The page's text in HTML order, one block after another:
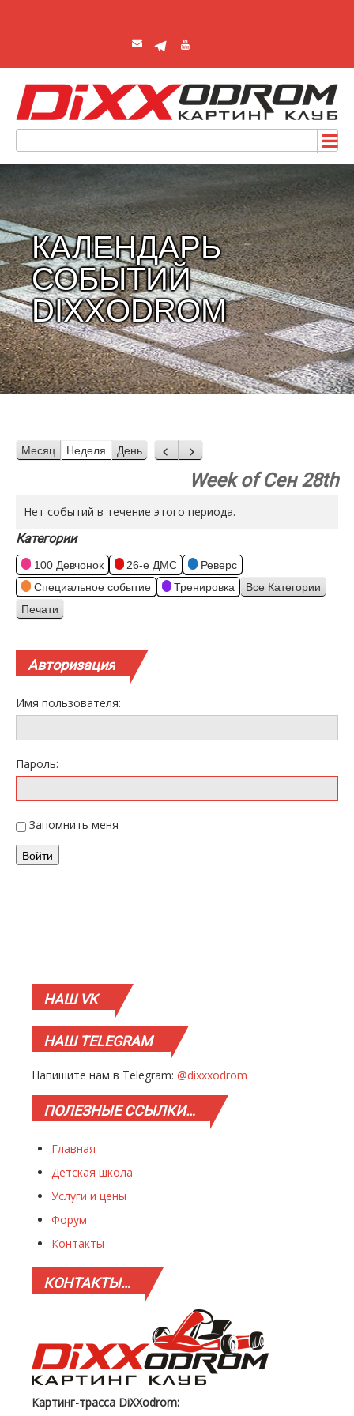
КАЛЕНДАРЬ
СОБЫТИЙ
DIXXODROM
Месяц Неделя День Назад
Вперед
Week of Сен 28th
Нет событий в течение этого периода.
Категории
100 Девчонок 26-е ДМС
Реверс
Специальное событие
Тренировка Все Категории
Просмотр
Печати
Авторизация
Имя пользователя:
Пароль:
Запомнить меня
Войти
НАШVK
НАШTELEGRAM
Напишите нам в Telegram: @dixxxodrom
ПОЛЕЗНЫЕССЫЛКИ…
Главная
Детская школа
Услуги и цены
Форум
Контакты
КОНТАКТЫ…
Картинг-трасса DiXXodrom: